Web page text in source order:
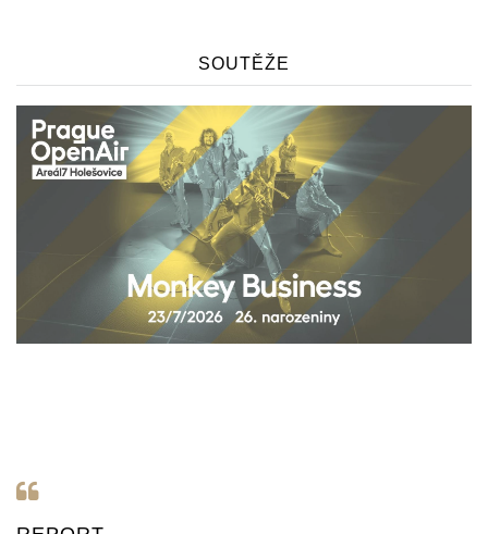
SOUTĚŽE